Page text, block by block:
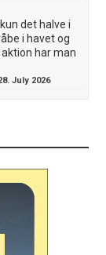
det halve i
i havet og
har man
July 2026